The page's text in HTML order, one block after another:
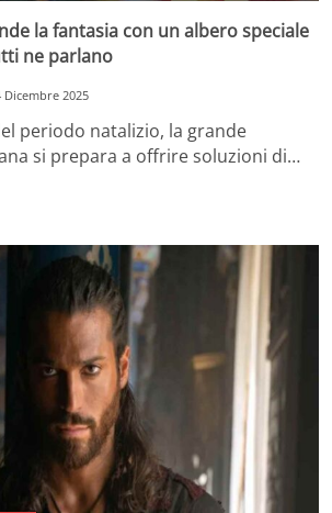
la fantasia con un albero speciale
ne parlano
Dicembre 2025
periodo natalizio, la grande
si prepara a offrire soluzioni di…